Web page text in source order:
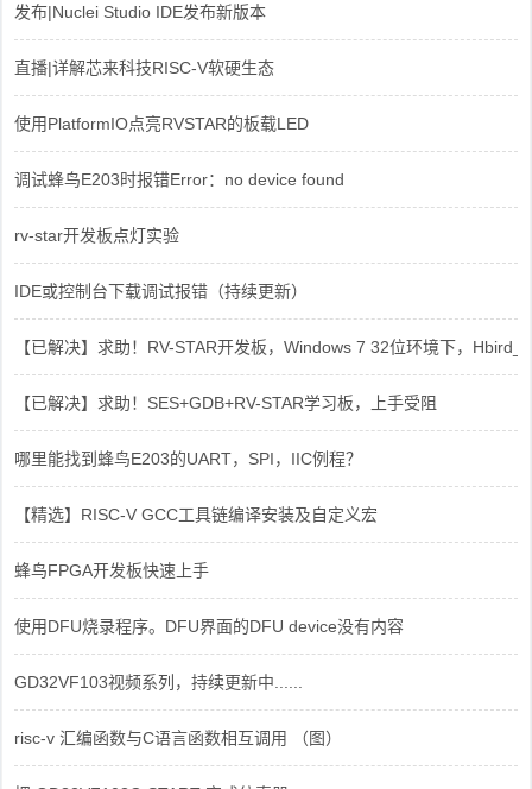
发布|Nuclei Studio IDE发布新版本
直播|详解芯来科技RISC-V软硬生态
使用PlatformIO点亮RVSTAR的板载LED
调试蜂鸟E203时报错Error：no device found
rv-star开发板点灯实验
IDE或控制台下载调试报错（持续更新）
【已解决】求助！RV-STAR开发板，Windows 7 32位环境下，
【已解决】求助！SES+GDB+RV-STAR学习板，上手受阻
哪里能找到蜂鸟E203的UART，SPI，IIC例程？
【精选】RISC-V GCC工具链编译安装及自定义宏
蜂鸟FPGA开发板快速上手
使用DFU烧录程序。DFU界面的DFU device没有内容
GD32VF103视频系列，持续更新中......
risc-v 汇编函数与C语言函数相互调用 （图）